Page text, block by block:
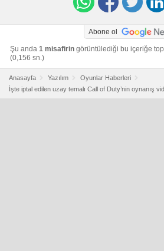
Abone ol
Şu anda 1 misafirin görüntülediği bu içeriğe
(0,156 sn.)
Anasayfa Yazılım
Oyunlar Haberleri
İşte iptal edilen uzay temalı Call of Duty’nin oynanış